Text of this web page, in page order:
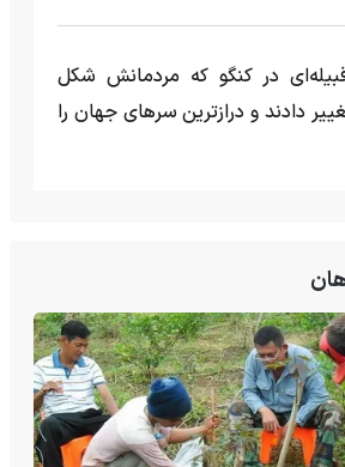
قبیله‌ای در کنگو که مردمانش شکل
دادند و درازترین سرهای جهان را